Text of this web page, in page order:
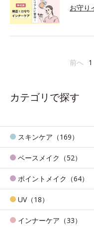
お守り
前へ 1
カテゴリで探す
スキンケア（169）
ベースメイク（52）
ポイントメイク（64）
UV（18）
インナーケア（33）